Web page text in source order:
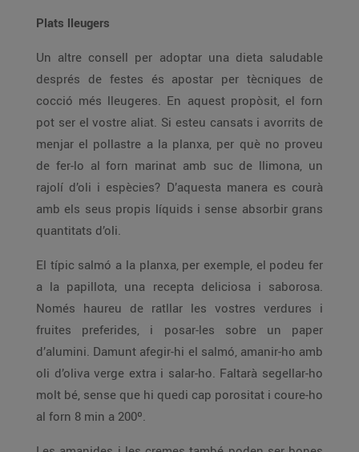
Plats lleugers
Un altre consell per adoptar una dieta saludable
després de festes és apostar per tècniques de
cocció més lleugeres. En aquest propòsit, el forn
pot ser el vostre aliat. Si esteu cansats i avorrits de
menjar el pollastre a la planxa, per què no proveu
de fer-lo al forn marinat amb suc de llimona, un
rajolí d’oli i espècies? D’aquesta manera es courà
amb els seus propis líquids i sense absorbir grans
quantitats d’oli.
El típic salmó a la planxa, per exemple, el podeu fer
a la papillota, una recepta deliciosa i saborosa.
Només haureu de ratllar les vostres verdures i
fruites preferides, i posar-les sobre un paper
d’alumini. Damunt afegir-hi el salmó, amanir-ho amb
oli d’oliva verge extra i salar-ho. Faltarà segellar-ho
molt bé, sense que hi quedi cap porositat i coure-ho
al forn 8 min a 200º.